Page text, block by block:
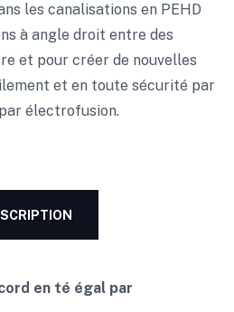
les canalisations en PEHD
à angle droit entre des
et pour créer de nouvelles
et en toute sécurité par
électrofusion.
en té égal par